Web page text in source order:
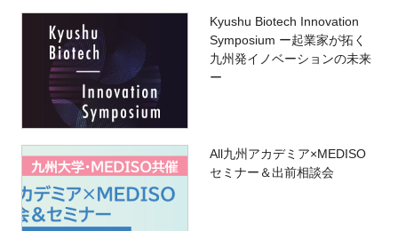
Kyushu Biotech Innovation
Symposium ー起業家が拓く
九州発イノベーションの未来
ー
All九州アカデミア×MEDISO
セミナー＆出前相談会